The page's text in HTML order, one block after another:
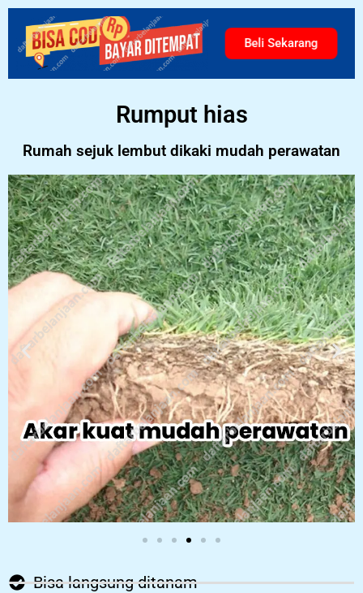
Beli Sekarang
Rumput hias
Rumah sejuk lembut dikaki mudah perawatan
Bisa langsung ditanam